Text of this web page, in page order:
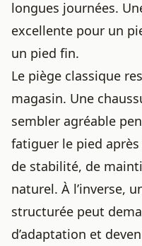
longues journées.
excellente pour un
un pied fin.
Le piège classique
magasin. Une
sembler agréable
fatiguer le pied après
de stabilité, de
naturel. À l’inverse,
structurée peut
d’adaptation et